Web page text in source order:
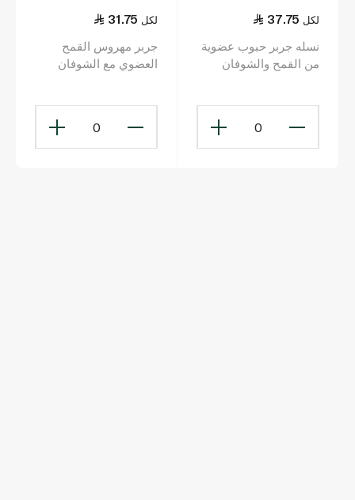
37.75 لكل
نسله جربر حبوب عضوية
من القمح والشوفان
0
31.75 لكل
جربر مهروس القمح
العضوي مع الشوفان
0